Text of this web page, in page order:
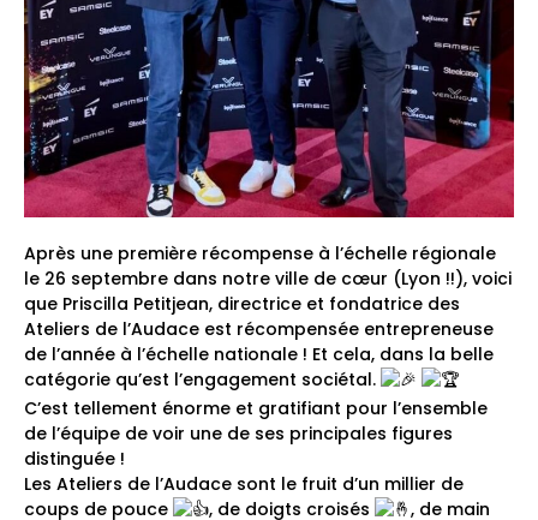
Après une première récompense à l’échelle régionale
le 26 septembre dans notre ville de cœur (Lyon !!), voici
que Priscilla Petitjean, directrice et fondatrice des
Ateliers de l’Audace est récompensée entrepreneuse
de l’année à l’échelle nationale ! Et cela, dans la belle
catégorie qu’est l’engagement sociétal.
C’est tellement énorme et gratifiant pour l’ensemble
de l’équipe de voir une de ses principales figures
distinguée !
Les Ateliers de l’Audace sont le fruit d’un millier de
coups de pouce
, de doigts croisés
, de main